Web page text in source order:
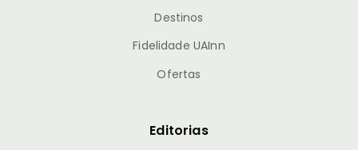
Destinos
Fidelidade UAInn
Ofertas
Editorias